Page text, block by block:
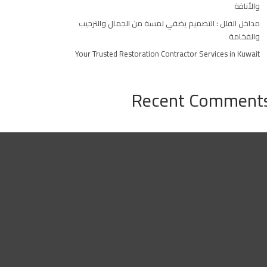
والأناقة
مداخل الفلل : التصميم يضفي لمسة من الجمال والترحيب
والفخامة
Your Trusted Restoration Contractor Services in Kuwait
Recent